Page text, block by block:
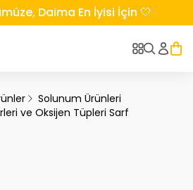
Daima En İyisi İçin 🤍
Solunum Ürünleri
ve Oksijen Tüpleri Sarf